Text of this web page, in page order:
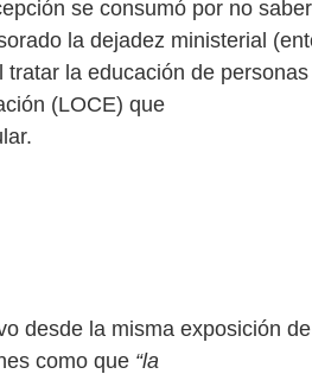
se consumó por no
la dejadez ministerial
tratar la educación de
(LOCE) que
desde la misma exposición
como que “la